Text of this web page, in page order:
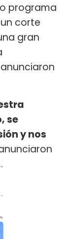
programa
corte
gran
se
y nos
.